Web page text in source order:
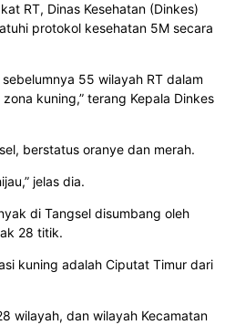
RT, Dinas Kesehatan (Dinkes)
protokol kesehatan 5M secara
55 wilayah RT dalam
kuning,” terang Kepala Dinkes
berstatus oranye dan merah.
jelas dia.
di Tangsel disumbang oleh
28 titik.
kuning adalah Ciputat Timur dari
wilayah, dan wilayah Kecamatan